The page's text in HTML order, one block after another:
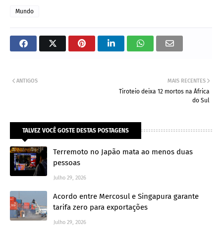
Mundo
MAIS RECENTES
Tiroteio deixa 12 mortos na África
do Sul
ANTIGOS
TALVEZ VOCÊ GOSTE DESTAS POSTAGENS
Terremoto no Japão mata ao menos duas
pessoas
Julho 29, 2026
Acordo entre Mercosul e Singapura garante
tarifa zero para exportações
Julho 29, 2026